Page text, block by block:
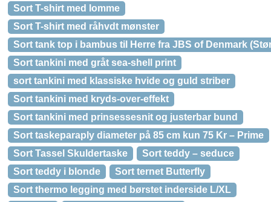
Sort T-shirt med lomme
Sort T-shirt med råhvdt mønster
Sort tank top i bambus til Herre fra JBS of Denmark
Sort tankini med gråt sea-shell print
sort tankini med klassiske hvide og guld striber
Sort tankini med kryds-over-effekt
Sort tankini med prinsessesnit og justerbar bund
Sort taskeparaply diameter på 85 cm kun 75 Kr – Prime
Sort Tassel Skuldertaske
Sort teddy – seduce
Sort teddy i blonde
Sort ternet Butterfly
Sort thermo legging med børstet inderside L/XL